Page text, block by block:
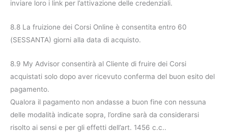
inviare loro i link per l’attivazione delle credenziali.
8.8 La fruizione dei Corsi Online è consentita entro 60
(SESSANTA) giorni alla data di acquisto.
8.9 My Advisor consentirà al Cliente di fruire dei Corsi
acquistati solo dopo aver ricevuto conferma del buon esito del
pagamento.
Qualora il pagamento non andasse a buon fine con nessuna
delle modalità indicate sopra, l’ordine sarà da considerarsi
risolto ai sensi e per gli effetti dell’art. 1456 c.c..